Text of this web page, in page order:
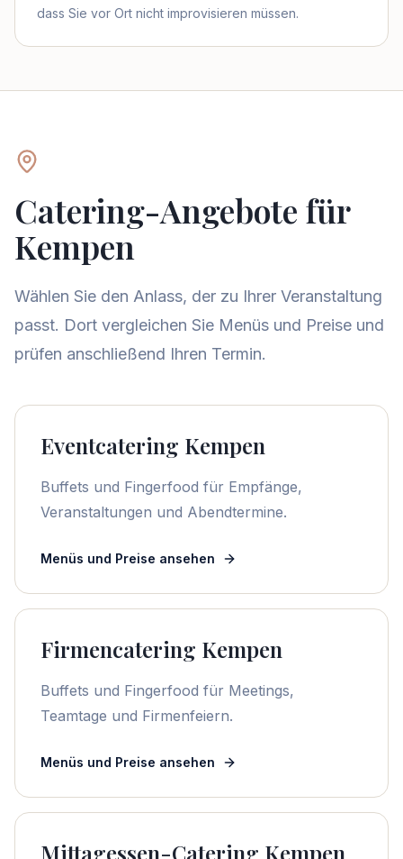
dass Sie vor Ort nicht improvisieren müssen.
Catering-Angebote für
Kempen
Wählen Sie den Anlass, der zu Ihrer Veranstaltung
passt. Dort vergleichen Sie Menüs und Preise und
prüfen anschließend Ihren Termin.
Eventcatering Kempen
Buffets und Fingerfood für Empfänge,
Veranstaltungen und Abendtermine.
Menüs und Preise ansehen
Firmencatering Kempen
Buffets und Fingerfood für Meetings,
Teamtage und Firmenfeiern.
Menüs und Preise ansehen
Mittagessen-Catering Kempen